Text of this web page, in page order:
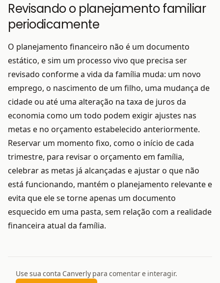
Revisando o planejamento familiar
periodicamente
O planejamento financeiro não é um documento
estático, e sim um processo vivo que precisa ser
revisado conforme a vida da família muda: um novo
emprego, o nascimento de um filho, uma mudança de
cidade ou até uma alteração na taxa de juros da
economia como um todo podem exigir ajustes nas
metas e no orçamento estabelecido anteriormente.
Reservar um momento fixo, como o início de cada
trimestre, para revisar o orçamento em família,
celebrar as metas já alcançadas e ajustar o que não
está funcionando, mantém o planejamento relevante e
evita que ele se torne apenas um documento
esquecido em uma pasta, sem relação com a realidade
financeira atual da família.
Use sua conta Canverly para comentar e interagir.